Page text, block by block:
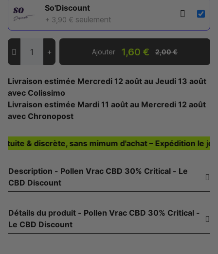
So'Discount
+ 3,90 € seulement
Ajouter 1,60 € 2,00 €
Livraison estimée Mercredi 12 août au Jeudi 13 août
avec Colissimo
Livraison estimée Mardi 11 août au Mercredi 12 août
avec Chronopost
& discrète, sans mimum d'achat – Expédition le jour-
Description - Pollen Vrac CBD 30% Critical - Le
CBD Discount
Détails du produit - Pollen Vrac CBD 30% Critical -
Le CBD Discount